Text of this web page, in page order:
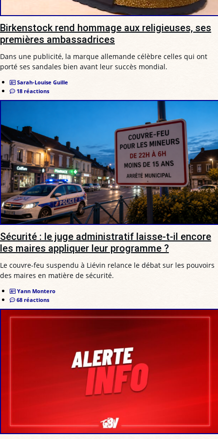
Birkenstock rend hommage aux religieuses, ses
premières ambassadrices
Dans une publicité, la marque allemande célèbre celles qui ont
porté ses sandales bien avant leur succès mondial.
Sarah-Louise Guille
18 réactions
Sécurité : le juge administratif laisse-t-il encore
les maires appliquer leur programme ?
Le couvre-feu suspendu à Liévin relance le débat sur les pouvoirs
des maires en matière de sécurité.
Yann Montero
68 réactions